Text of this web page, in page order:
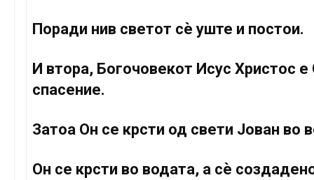
Поради нив светот сѐ уште и постои.
И втора, Богочовекот Исус Христос
спасение.
Затоа Он се крсти од свети Јован во
Он се крсти во водата, а сѐ